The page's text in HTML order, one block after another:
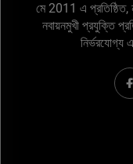
মে 2011 এ প্রতিষ্ঠিত,
নবায়নমুখী প্রযুক্তি
নির্ভরযোগ্য